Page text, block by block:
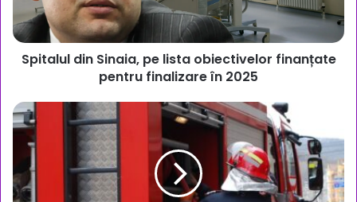
finanțate
pentru
finalizare
Spitalul din Sinaia, pe lista obiectivelor finanțate
pentru finalizare în 2025
Incendiu
pe
strada
Vilelor
din
Păulești: